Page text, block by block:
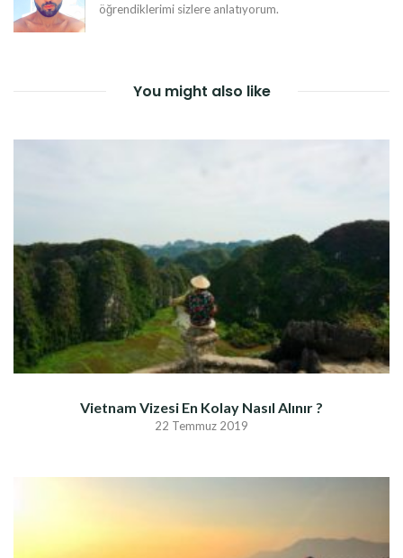
öğrendiklerimi sizlere anlatıyorum.
You might also like
Vietnam Vizesi En Kolay Nasıl Alınır ?
22 Temmuz 2019